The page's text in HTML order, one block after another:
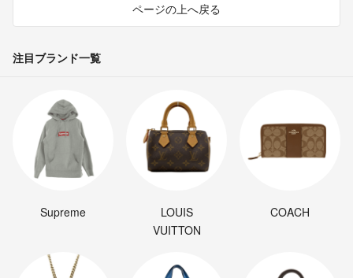
ページの上へ戻る
注目ブランド一覧
Supreme
LOUIS
VUITTON
COACH